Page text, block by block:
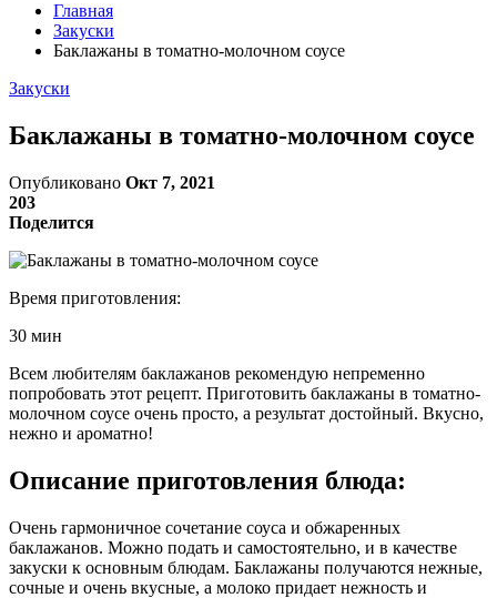
Главная
Закуски
Баклажаны в томатно-молочном соусе
Закуски
Баклажаны в томатно-молочном соусе
Опубликовано Окт 7, 2021
203
Поделится
Время приготовления:
30 мин
Всем любителям баклажанов рекомендую непременно
попробовать этот рецепт. Приготовить баклажаны в томатно-
молочном соусе очень просто, а результат достойный. Вкусно,
нежно и ароматно!
Описание приготовления блюда:
Очень гармоничное сочетание соуса и обжаренных
баклажанов. Можно подать и самостоятельно, и в качестве
закуски к основным блюдам. Баклажаны получаются нежные,
сочные и очень вкусные, а молоко придает нежность и